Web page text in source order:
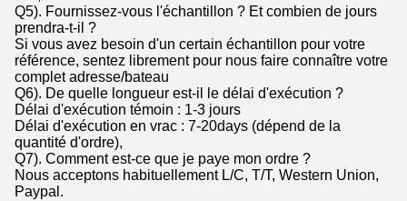
Q5). Fournissez-vous l'échantillon ? Et combien de jours
prendra-t-il ?
Si vous avez besoin d'un certain échantillon pour votre
référence, sentez librement pour nous faire connaître votre
complet adresse/bateau
Q6). De quelle longueur est-il le délai d'exécution ?
Délai d'exécution témoin : 1-3 jours
Délai d'exécution en vrac : 7-20days (dépend de la
quantité d'ordre),
Q7). Comment est-ce que je paye mon ordre ?
Nous acceptons habituellement L/C, T/T, Western Union,
Paypal.